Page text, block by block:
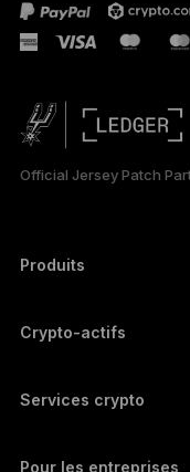
简体中文
한국어
Official Jersey Patch
Produits
Hardware Wallet
Ledger Stax
Ledger Nano Classics
Crypto-actifs
Wallet Ethereum
Wallet Cardano
Services crypto
Achetez des cryptos
Pour les entreprises